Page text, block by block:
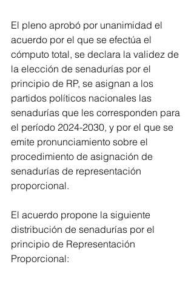
El pleno aprobó por unanimidad el
acuerdo por el que se efectúa el
cómputo total, se declara la validez de
la elección de senadurías por el
principio de RP, se asignan a los
partidos políticos nacionales las
senadurías que les corresponden para
el período 2024-2030, y por el que se
emite pronunciamiento sobre el
procedimiento de asignación de
senadurías de representación
proporcional.
El acuerdo propone la siguiente
distribución de senadurías por el
principio de Representación
Proporcional: